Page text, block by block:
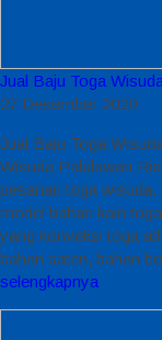
Jual Baju Toga
27 Desember 2020
Jual Baju Toga
Wisuda Palalawan
pesanan toga
model bahan kain
yang konveksi toga
bahan saten, bahan
selengkapnya